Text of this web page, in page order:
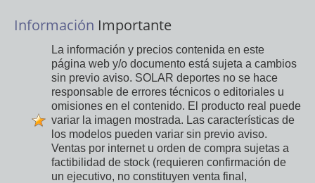
Información Importante
La información y precios contenida en este
página web y/o documento está sujeta a cambios
sin previo aviso. SOLAR deportes no se hace
responsable de errores técnicos o editoriales u
omisiones en el contenido. El producto real puede
variar la imagen mostrada. Las características de
los modelos pueden variar sin previo aviso.
Ventas por internet u orden de compra sujetas a
factibilidad de stock (requieren confirmación de
un ejecutivo, no constituyen venta final,